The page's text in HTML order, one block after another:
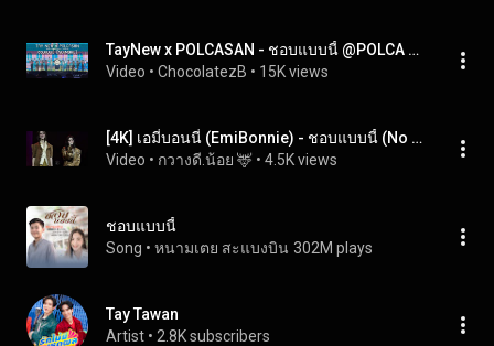
TayNew x POLCASAN - ชอบแบบนี้ @POLCA FAM MEETING D1 - 28 Feb 2026 [4K]
Video • ChocolatezB • 15K views
[4K] เอมี่บอนนี่ (EmiBonnie) - ชอบแบบนี้ (No More) @ EmiBonnie 2nd Fanmeet in Taipei
Video • กวางดี.น้อย 🦌 • 4.5K views
ชอบแบบนี้
Song • หนามเตย สะแบงบิน 302M plays
Tay Tawan
Artist • 2.8K subscribers